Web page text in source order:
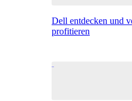
Dell entdecken und
profitieren